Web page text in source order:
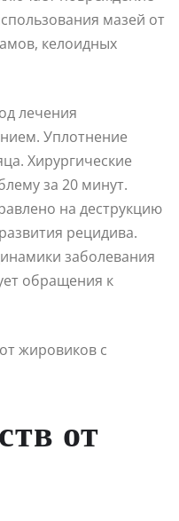
мазей от
келоидных
лечения
Уплотнение
Хирургические
за 20 минут.
на деструкцию
рецидива.
заболевания
обращения к
от